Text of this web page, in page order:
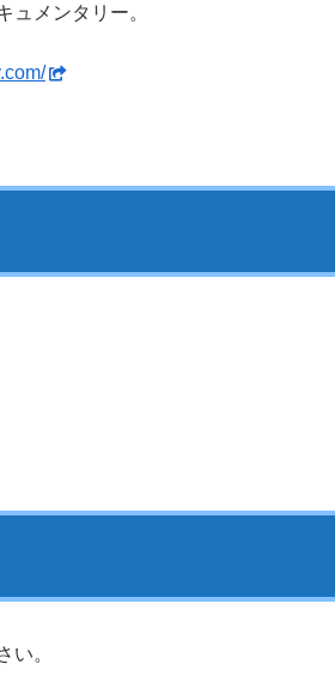
ュメンタリー。
い。